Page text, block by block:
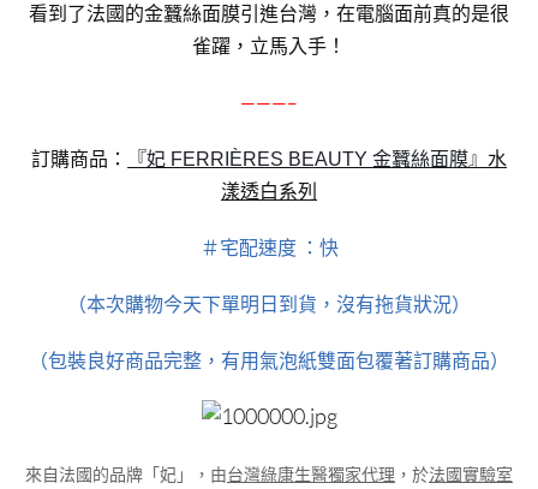
看到了法國的金蠶絲面膜引進台灣，在電腦面前真的是很
雀躍，立馬入手！
———–
訂購商品： 『妃 FERRIÈRES BEAUTY 金蠶絲面膜』水
漾透白系列
＃宅配速度 ：快
（本次購物今天下單明日到貨，沒有拖貨狀況）
（包裝良好商品完整，有用氣泡紙雙面包覆著訂購商品）
來自法國的品牌「妃」，由台灣綠康生醫獨家代理 ，於法國實驗室